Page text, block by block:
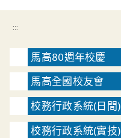
:::
馬高80週年校慶
馬高全國校友會
校務行政系統(日間)
校務行政系統(實技)